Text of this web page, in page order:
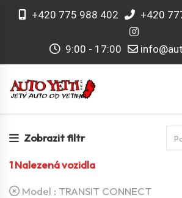
+420 775 988 402 +420
9:00 - 17:00
Zobrazit filtr
1Nalezená vozidla
Model : TRANSIT CONNECT